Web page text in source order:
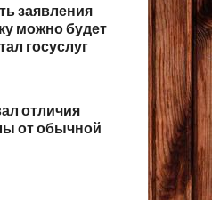
заявления
можно будет
госуслуг
отличия
от обычной